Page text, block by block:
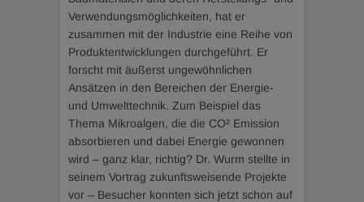
Verwendungsmöglichkeiten, hat er
zusammen mit der Industrie eine Reihe von
Produktentwicklungen durchgeführt. Er
forscht mit äußerst ungewöhnlichen
Ansätzen in den Bereichen der Energie-
und Umwelttechnik. Zum Beispiel das
Thema Mikroalgen, die die CO² Emission
absorbieren und dabei Energie gewonnen
wird – ganz klar, richtig? Dr. Wurm stellte in
seinem Vortrag zukunftsweisende Projekte
vor – Besucher konnten sich jetzt schon auf